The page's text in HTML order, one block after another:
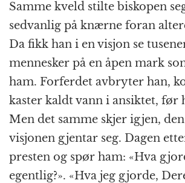
Samme kveld stilte biskopen
sedvanlig på knærne foran
Da fikk han i en visjon se
mennesker på en åpen mark
ham. Forferdet avbryter han,
kaster kaldt vann i ansiktet, før
Men det samme skjer igjen,
visjonen gjentar seg. Dagen
presten og spør ham: «Hva
egentlig?». «Hva jeg gjorde,